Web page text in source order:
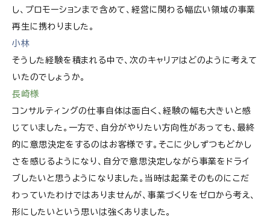
し、プロモーションまで含めて、経営に関わる幅広い領域の事業
再生に携わりました。
小林
そうした経験を積まれる中で、次のキャリアはどのように考えて
いたのでしょうか。
長崎様
コンサルティングの仕事自体は面白く、経験の幅も大きいと感
じていました。一方で、自分がやりたい方向性があっても、最終
的に意思決定をするのはお客様です。そこに少しずつもどかし
さを感じるようになり、自分で意思決定しながら事業をドライ
ブしたいと思うようになりました。当時は起業そのものにこだ
わっていたわけではありませんが、事業づくりをゼロから考え、
形にしたいという思いは強くありました。